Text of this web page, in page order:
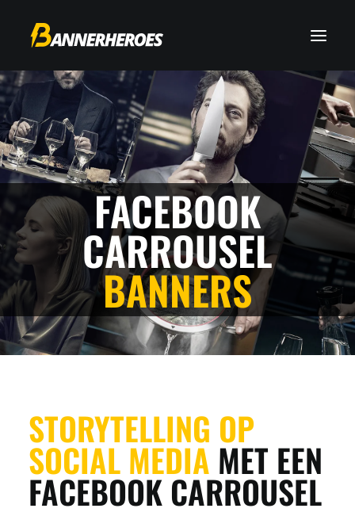
FACEBOOK
CARROUSEL
BANNERS
STORYTELLING OP
SOCIAL MEDIA MET EEN
FACEBOOK CARROUSEL